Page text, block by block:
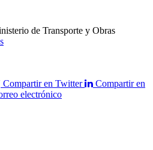
de Transporte y Obras
Compartir en Twitter
Compartir en
electrónico